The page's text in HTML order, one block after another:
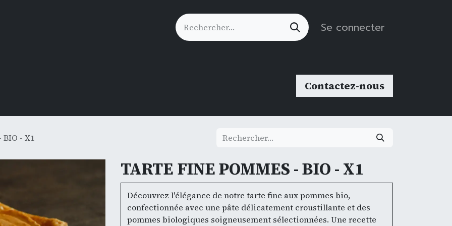
Se connecter
Contactez-nous
BIO - X1
TARTE FINE POMMES - BIO - X1
Découvrez l'élégance de notre tarte fine aux pommes bio,
confectionnée avec une pâte délicatement croustillante et des
pommes biologiques soigneusement sélectionnées. Une recette